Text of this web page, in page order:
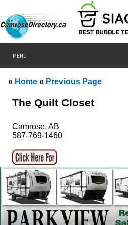
MENU
« Home « Previous Page
The Quilt Closet
Camrose, AB
587-769-1460